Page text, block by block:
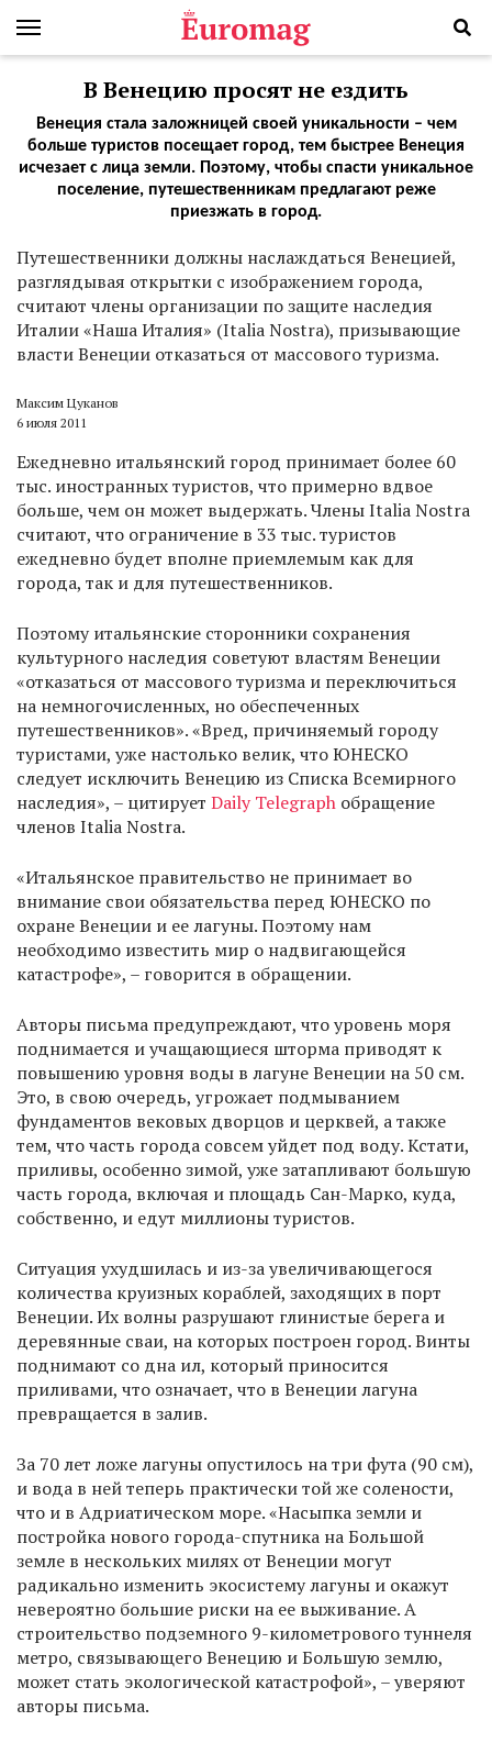
В Венецию просят не ездить
Венеция стала заложницей своей уникальности – чем
больше туристов посещает город, тем быстрее Венеция
исчезает с лица земли. Поэтому, чтобы спасти уникальное
поселение, путешественникам предлагают реже
приезжать в город.
Путешественники должны наслаждаться Венецией,
разглядывая открытки с изображением города,
считают члены организации по защите наследия
Италии «Наша Италия» (Italia Nostra), призывающие
власти Венеции отказаться от массового туризма.
Максим Цуканов
6 июля 2011
Ежедневно итальянский город принимает более 60
тыс. иностранных туристов, что примерно вдвое
больше, чем он может выдержать. Члены Italia Nostra
считают, что ограничение в 33 тыс. туристов
ежедневно будет вполне приемлемым как для
города, так и для путешественников.
Поэтому итальянские сторонники сохранения
культурного наследия советуют властям Венеции
«отказаться от массового туризма и переключиться
на немногочисленных, но обеспеченных
путешественников». «Вред, причиняемый городу
туристами, уже настолько велик, что ЮНЕСКО
следует исключить Венецию из Списка Всемирного
наследия», – цитирует Daily Telegraph обращение
членов Italia Nostra.
«Итальянское правительство не принимает во
внимание свои обязательства перед ЮНЕСКО по
охране Венеции и ее лагуны. Поэтому нам
необходимо известить мир о надвигающейся
катастрофе», – говорится в обращении.
Авторы письма предупреждают, что уровень моря
поднимается и учащающиеся шторма приводят к
повышению уровня воды в лагуне Венеции на 50 см.
Это, в свою очередь, угрожает подмыванием
фундаментов вековых дворцов и церквей, а также
тем, что часть города совсем уйдет под воду. Кстати,
приливы, особенно зимой, уже затапливают большую
часть города, включая и площадь Сан-Марко, куда,
собственно, и едут миллионы туристов.
Ситуация ухудшилась и из-за увеличивающегося
количества круизных кораблей, заходящих в порт
Венеции. Их волны разрушают глинистые берега и
деревянные сваи, на которых построен город. Винты
поднимают со дна ил, который приносится
приливами, что означает, что в Венеции лагуна
превращается в залив.
За 70 лет ложе лагуны опустилось на три фута (90 см),
и вода в ней теперь практически той же солености,
что и в Адриатическом море. «Насыпка земли и
постройка нового города-спутника на Большой
земле в нескольких милях от Венеции могут
радикально изменить экосистему лагуны и окажут
невероятно большие риски на ее выживание. А
строительство подземного 9-километрового туннеля
метро, связывающего Венецию и Большую землю,
может стать экологической катастрофой», – уверяют
авторы письма.